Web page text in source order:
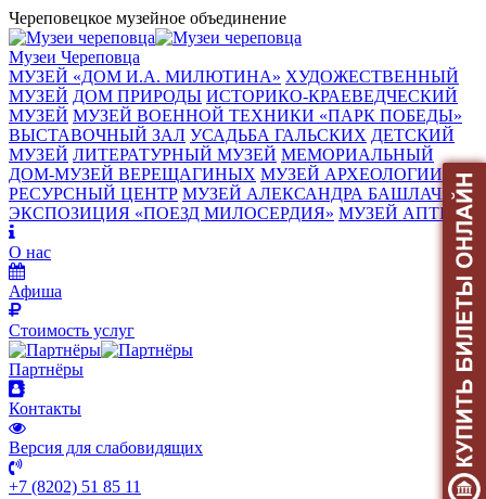
Череповецкое музейное объединение
Музеи Череповца
МУЗЕЙ «‎ДОМ И.А. МИЛЮТИНА» ХУДОЖЕСТВЕННЫЙ
МУЗЕЙ ДОМ ПРИРОДЫ ИСТОРИКО-КРАЕВЕДЧЕСКИЙ
МУЗЕЙ МУЗЕЙ ВОЕННОЙ ТЕХНИКИ «ПАРК ПОБЕДЫ»
ВЫСТАВОЧНЫЙ ЗАЛ УСАДЬБА ГАЛЬСКИХ ДЕТСКИЙ
МУЗЕЙ ЛИТЕРАТУРНЫЙ МУЗЕЙ МЕМОРИАЛЬНЫЙ
ДОМ-МУЗЕЙ ВЕРЕЩАГИНЫХ МУЗЕЙ АРХЕОЛОГИИ
РЕСУРСНЫЙ ЦЕНТР МУЗЕЙ АЛЕКСАНДРА БАШЛАЧЁВА
ЭКСПОЗИЦИЯ «ПОЕЗД МИЛОСЕРДИЯ» МУЗЕЙ АПТЕКИ
О нас
Афиша
Стоимость услуг
Партнёры
Контакты
Версия для слабовидящих
+7 (8202) 51 85 11